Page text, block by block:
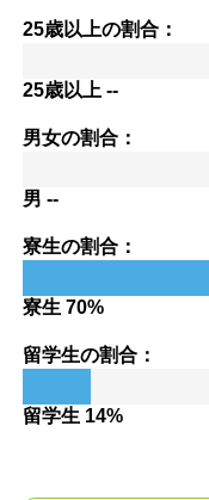
25歳以上の割合：
25歳以上 --
男女の割合：
男 --
寮生の割合：
寮生 70%
留学生の割合：
留学生 14%